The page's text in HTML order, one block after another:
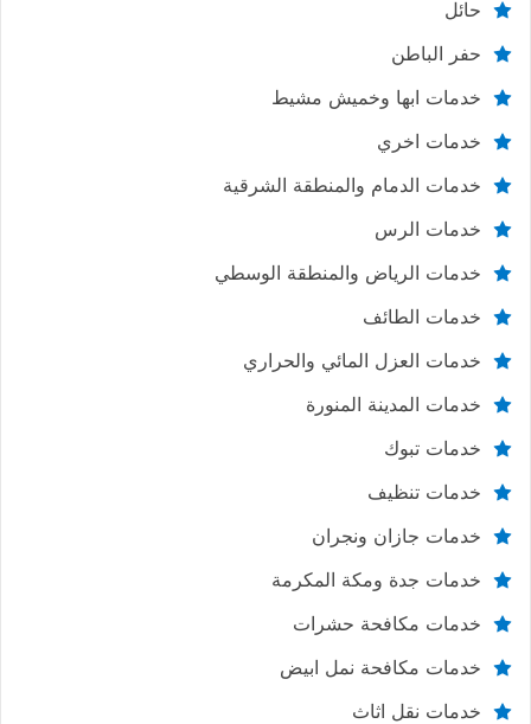
حائل
حفر الباطن
خدمات ابها وخميش مشيط
خدمات اخري
خدمات الدمام والمنطقة الشرقية
خدمات الرس
خدمات الرياض والمنطقة الوسطي
خدمات الطائف
خدمات العزل المائي والحراري
خدمات المدينة المنورة
خدمات تبوك
خدمات تنظيف
خدمات جازان ونجران
خدمات جدة ومكة المكرمة
خدمات مكافحة حشرات
خدمات مكافحة نمل ابيض
خدمات نقل اثاث